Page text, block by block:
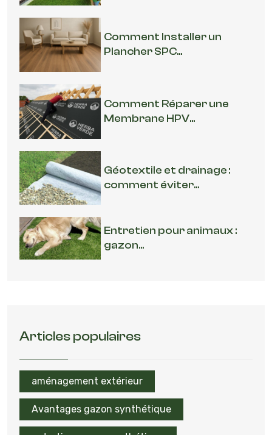
Comment Installer un
Plancher SPC...
Comment Réparer une
Membrane HPV...
Géotextile et drainage :
comment éviter...
Entretien pour animaux :
gazon...
Articles populaires
aménagement extérieur
Avantages gazon synthétique